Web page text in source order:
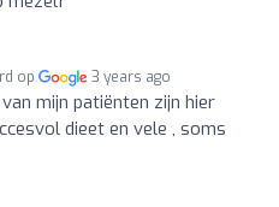
op 3 years ago
mijn patiënten zijn hier
dieet en vele , soms